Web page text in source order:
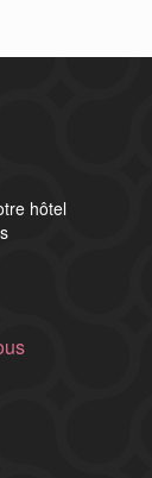
hôtel